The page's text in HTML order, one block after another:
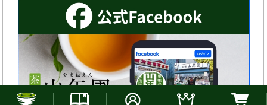
お電話でのご注文はこちら